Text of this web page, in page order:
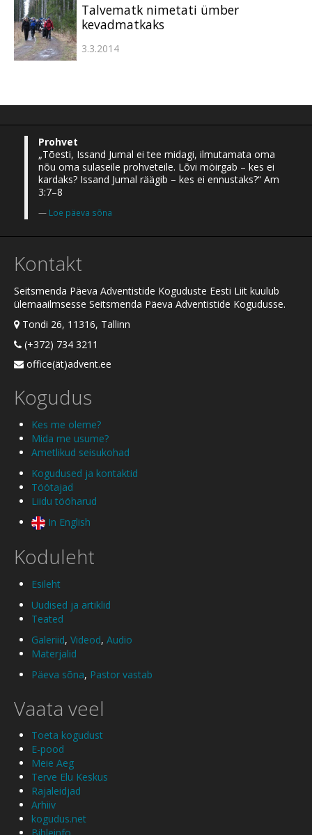
Talvematk nimetati ümber
kevadmatkaks
3.3.2014
Prohvet
„Tõesti, Issand Jumal ei tee midagi, ilmutamata oma
nõu oma sulaseile prohveteile. Lõvi möirgab – kes ei
kardaks? Issand Jumal räägib – kes ei ennustaks?“ Am
3:7–8
Loe päeva sõna
Kontakt
Seitsmenda Päeva Adventistide Koguduste Eesti Liit kuulub
ülemaailmsesse Seitsmenda Päeva Adventistide Kogudusse.
Tondi 26, 11316, Tallinn
(+372) 734 3211
office(ät)advent.ee
Kogudus
Kes me oleme?
Mida me usume?
Ametlikud seisukohad
Kogudused ja kontaktid
Töötajad
Liidu tööharud
In English
Koduleht
Esileht
Uudised ja artiklid
Teated
Galeriid, Videod, Audio
Materjalid
Päeva sõna, Pastor vastab
Vaata veel
Toeta kogudust
E-pood
Meie Aeg
Terve Elu Keskus
Rajaleidjad
Arhiiv
kogudus.net